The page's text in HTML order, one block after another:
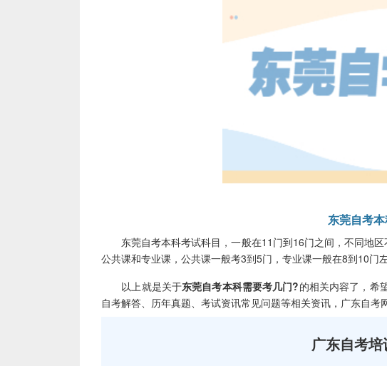
东莞自考
东莞自考本科考试科目，一般在11门到16门之间，不同地区
公共课和专业课，公共课一般考3到5门，专业课一般在8到10门
以上就是关于东莞自考本科需要考几门?的相关内容了，希
自考解答、历年真题、考试资讯常见问题等相关资讯，广东自考
广东自考